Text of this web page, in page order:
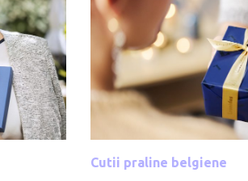
Cutii praline belgiene